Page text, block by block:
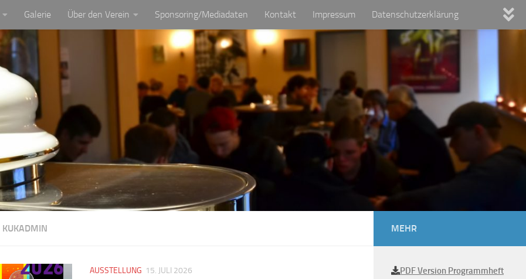
Galerie Über den Verein Sponsoring/Mediadaten Kontakt Impressum Datenschutzerklärung
KUKADMIN
AUSSTELLUNG 15. JULI 2026
MEHR
PDF Version Programmheft